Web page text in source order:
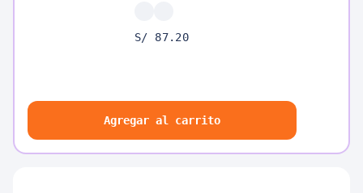
S/ 87.20
Agregar al carrito